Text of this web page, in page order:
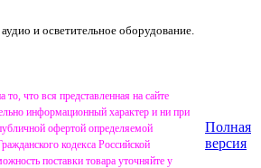
и осветительное оборудование.
что вся представленная на сайте
информационный характер и ни при
офертой определяемой
кодекса Российской
поставки товара уточняйте у
Полная
версия